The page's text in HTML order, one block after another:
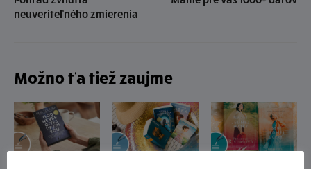
neuveriteľného zmierenia
Možno ťa tiež zaujme